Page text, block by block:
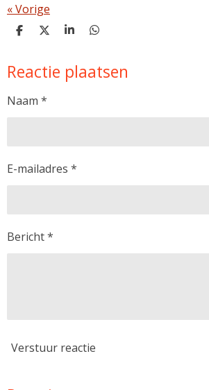
«Vorige
D
e
n
D
l
S
r
e
D
e
n
Reactie plaatsen
Naam *
E-mailadres *
Bericht *
Verstuur reactie